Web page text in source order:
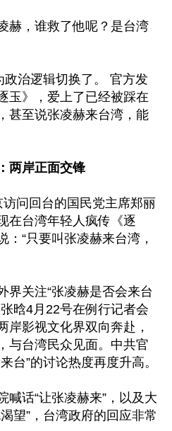
赫，谁救了他呢？是台湾
治逻辑切换了。 官方发
玉》，爱上了已经被踩在
甚至说张凌赫来台湾，能
两岸正面交锋
问回台的国民党主席郑丽
在台湾年轻人疯传《逐
：“只要叫张凌赫来台湾，
界关注“张凌赫是否会来台
晗4月22号在例行记者会
岸影视文化界双向奔赴，
与台湾民众见面。中共官
台”的讨论热度再度升高。
喊话“让张凌赫来”，以及大
望”，台湾政府的回应非常